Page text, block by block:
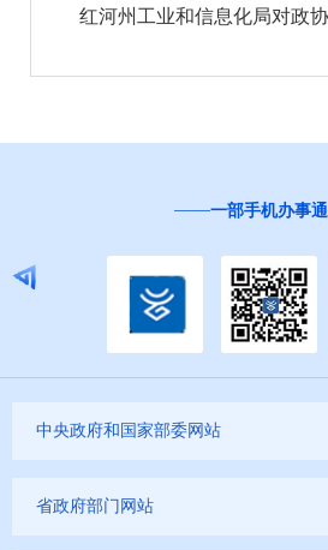
一部手机办事通
中央政府和国家部委网站
省政府部门网站